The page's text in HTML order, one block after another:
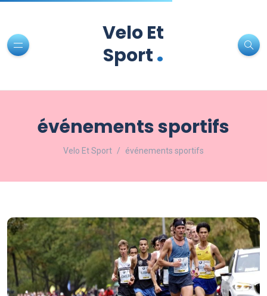
Velo Et
Sport.
événements sportifs
Velo Et Sport événements sportifs